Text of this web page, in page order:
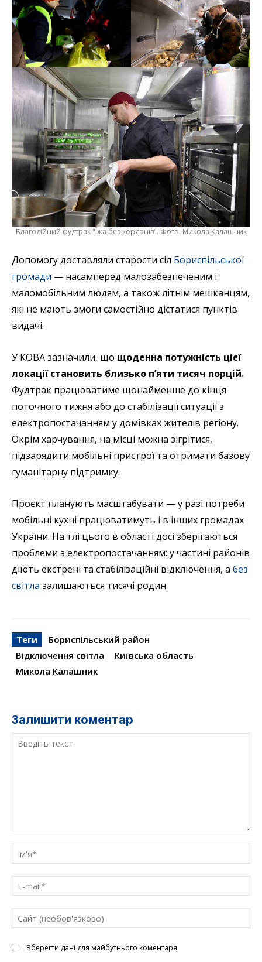
Благодійний фудтрак "Їжа без кордонів". Фото: Микола Калашник
Допомогу доставляли старости сіл Бориспільської
громади — насамперед малозабезпеченим і
маломобільним людям, а також літнім мешканцям,
які не мають змоги самостійно дістатися пунктів
видачі.
У КОВА зазначили, що щоденна потужність цієї
локації становить близько п’яти тисяч порцій.
Фудтрак працюватиме щонайменше до кінця
поточного тижня або до стабілізації ситуації з
електропостачанням у домівках жителів регіону.
Окрім харчування, на місці можна зігрітися,
підзарядити мобільні пристрої та отримати базову
гуманітарну підтримку.
Проєкт планують масштабувати — у разі потреби
мобільні кухні працюватимуть і в інших громадах
України. На тлі цього в області досі зберігаються
проблеми з електропостачанням: у частині районів
діють екстрені та стабілізаційні відключення, а без
світла залишаються тисячі родин.
Теги
Бориспільський район
Відключення світла
Київська область
Микола Калашник
Залишити коментар
текст
Зберегти дані для майбутнього коментаря